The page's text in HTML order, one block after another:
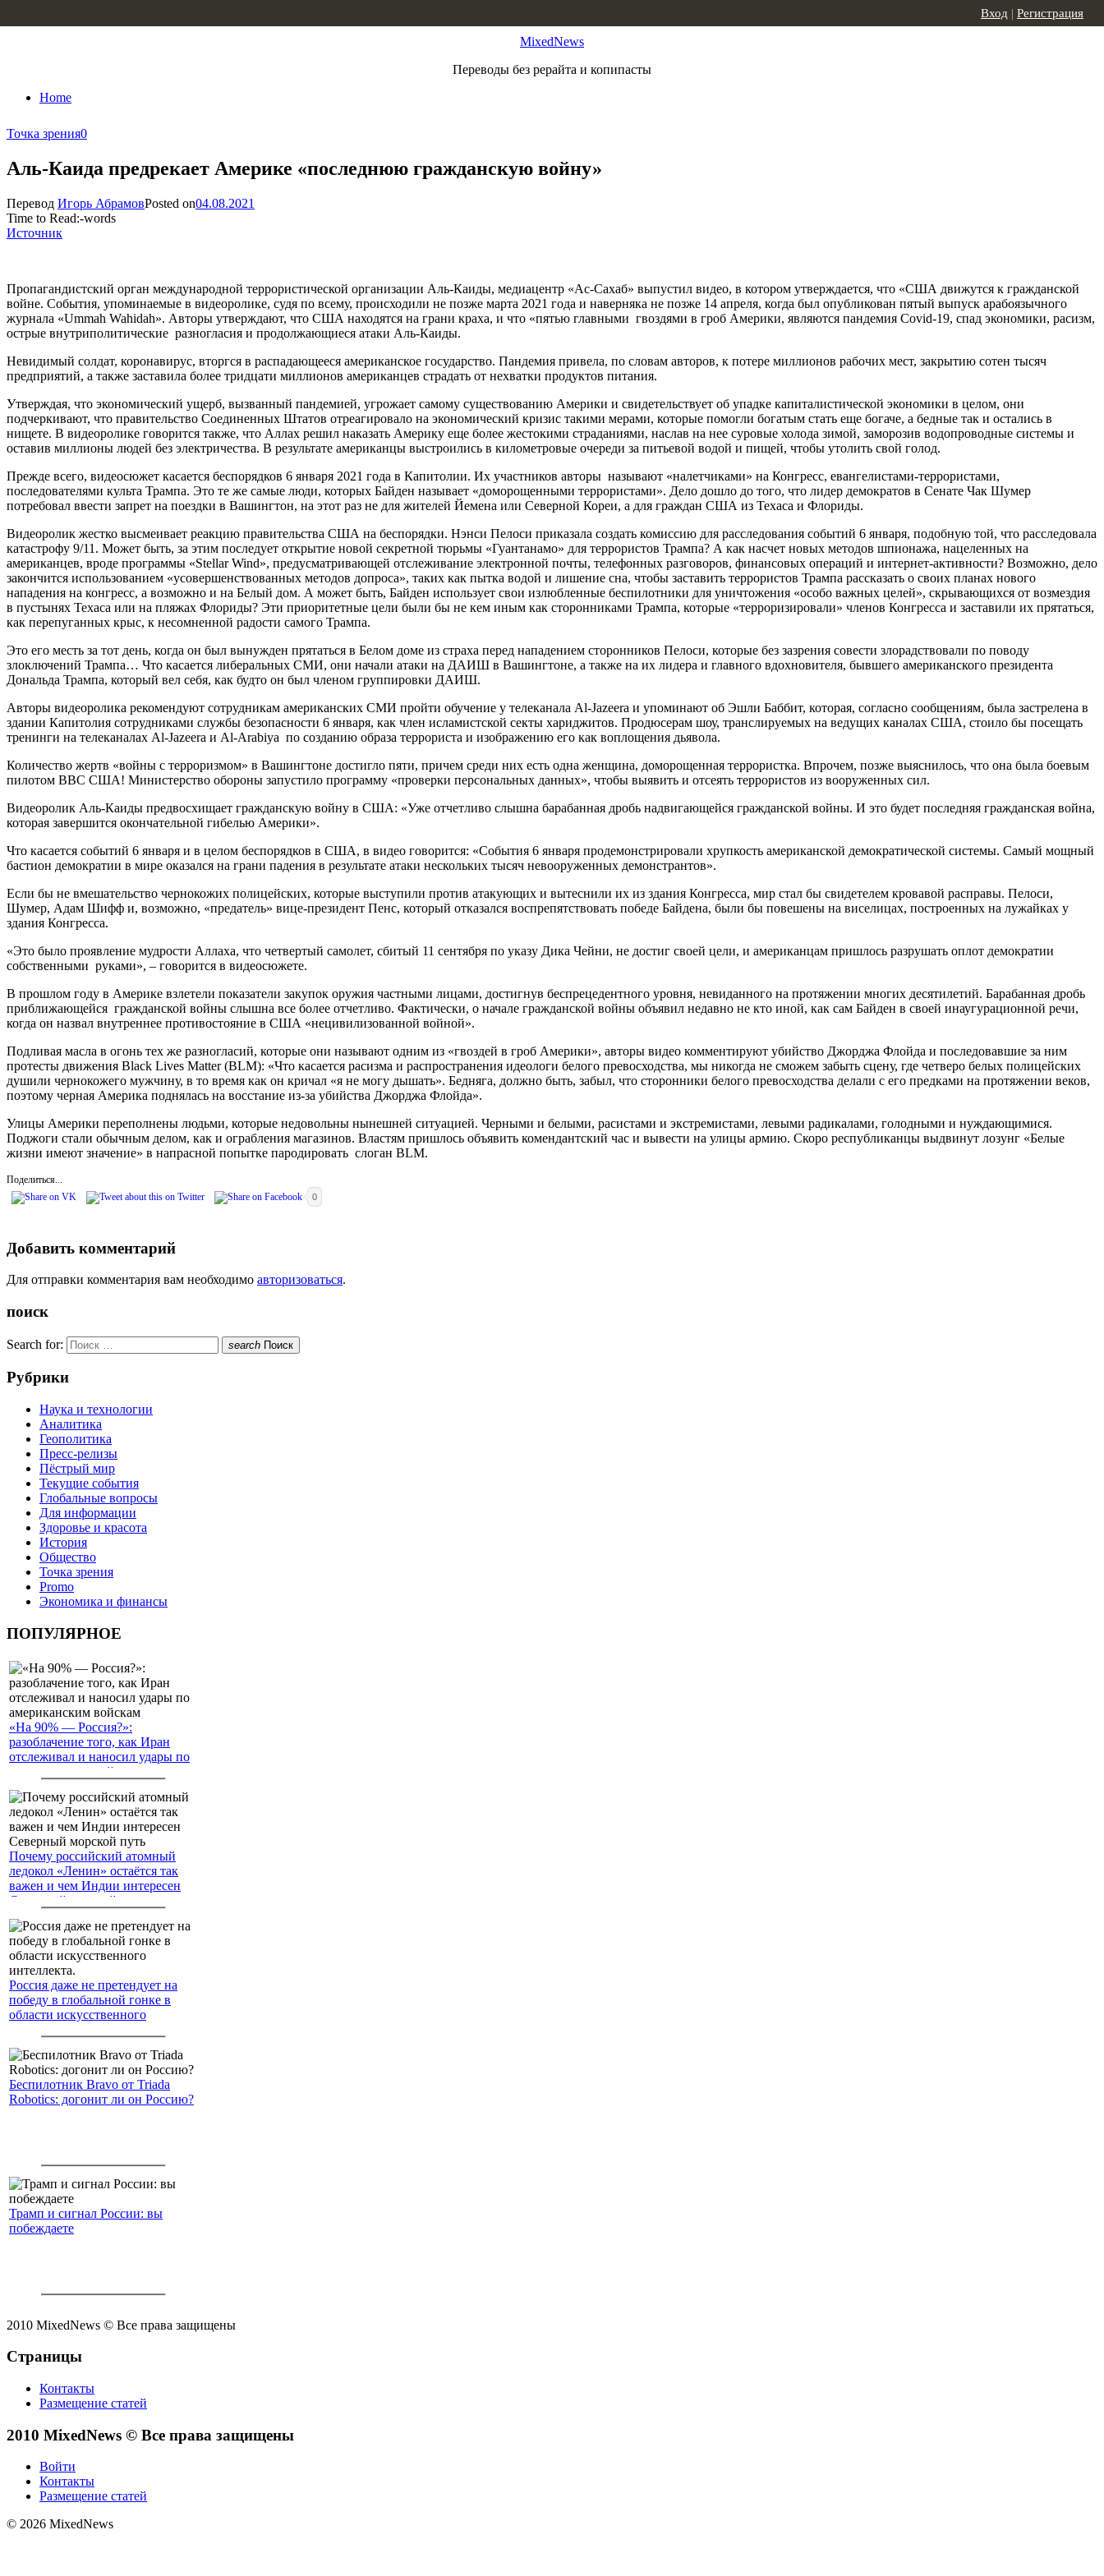
MixedNews
Переводы без рерайта и копипасты
Home
Вход | Регистрация
Точка зрения0
Аль-Каида предрекает Америке «последнюю гражданскую войну»
Перевод Игорь АбрамовPosted on04.08.2021
Time to Read:-words
Источник
Пропагандистский орган международной террористической организации Аль-Каиды, медиацентр «Ас-Сахаб» выпустил видео, в котором утверждается, что «США движутся к гражданской
войне. События, упоминаемые в видеоролике, судя по всему, происходили не позже марта 2021 года и наверняка не позже 14 апреля, когда был опубликован пятый выпуск арабоязычного
журнала «Ummah Wahidah». Авторы утверждают, что США находятся на грани краха, и что «пятью главными гвоздями в гроб Америки, являются пандемия Covid-19, спад экономики, расизм,
острые внутриполитические разногласия и продолжающиеся атаки Аль-Каиды.
Невидимый солдат, коронавирус, вторгся в распадающееся американское государство. Пандемия привела, по словам авторов, к потере миллионов рабочих мест, закрытию сотен тысяч
предприятий, а также заставила более тридцати миллионов американцев страдать от нехватки продуктов питания.
Утверждая, что экономический ущерб, вызванный пандемией, угрожает самому существованию Америки и свидетельствует об упадке капиталистической экономики в целом, они
подчеркивают, что правительство Соединенных Штатов отреагировало на экономический кризис такими мерами, которые помогли богатым стать еще богаче, а бедные так и остались в
нищете. В видеоролике говорится также, что Аллах решил наказать Америку еще более жестокими страданиями, наслав на нее суровые холода зимой, заморозив водопроводные системы и
оставив миллионы людей без электричества. В результате американцы выстроились в километровые очереди за питьевой водой и пищей, чтобы утолить свой голод.
Прежде всего, видеосюжет касается беспорядков 6 января 2021 года в Капитолии. Их участников авторы называют «налетчиками» на Конгресс, евангелистами-террористами,
последователями культа Трампа. Это те же самые люди, которых Байден называет «доморощенными террористами». Дело дошло до того, что лидер демократов в Сенате Чак Шумер
потребовал ввести запрет на поездки в Вашингтон, на этот раз не для жителей Йемена или Северной Кореи, а для граждан США из Техаса и Флориды.
Видеоролик жестко высмеивает реакцию правительства США на беспорядки. Нэнси Пелоси приказала создать комиссию для расследования событий 6 января, подобную той, что расследовала
катастрофу 9/11. Может быть, за этим последует открытие новой секретной тюрьмы «Гуантанамо» для террористов Трампа? А как насчет новых методов шпионажа, нацеленных на
американцев, вроде программы «Stellar Wind», предусматривающей отслеживание электронной почты, телефонных разговоров, финансовых операций и интернет-активности? Возможно, дело
закончится использованием «усовершенствованных методов допроса», таких как пытка водой и лишение сна, чтобы заставить террористов Трампа рассказать о своих планах нового
нападения на конгресс, а возможно и на Белый дом. А может быть, Байден использует свои излюбленные беспилотники для уничтожения «особо важных целей», скрывающихся от возмездия
в пустынях Техаса или на пляжах Флориды? Эти приоритетные цели были бы не кем иным как сторонниками Трампа, которые «терроризировали» членов Конгресса и заставили их прятаться,
как перепуганных крыс, к несомненной радости самого Трампа.
Это его месть за тот день, когда он был вынужден прятаться в Белом доме из страха перед нападением сторонников Пелоси, которые без зазрения совести злорадствовали по поводу
злоключений Трампа… Что касается либеральных СМИ, они начали атаки на ДАИШ в Вашингтоне, а также на их лидера и главного вдохновителя, бывшего американского президента
Дональда Трампа, который вел себя, как будто он был членом группировки ДАИШ.
Авторы видеоролика рекомендуют сотрудникам американских СМИ пройти обучение у телеканала Al-Jazeera и упоминают об Эшли Баббит, которая, согласно сообщениям, была застрелена в
здании Капитолия сотрудниками службы безопасности 6 января, как член исламистской секты хариджитов. Продюсерам шоу, транслируемых на ведущих каналах США, стоило бы посещать
тренинги на телеканалах Al-Jazeera и Al-Arabiya по созданию образа террориста и изображению его как воплощения дьявола.
Количество жертв «войны с терроризмом» в Вашингтоне достигло пяти, причем среди них есть одна женщина, доморощенная террористка. Впрочем, позже выяснилось, что она была боевым
пилотом ВВС США! Министерство обороны запустило программу «проверки персональных данных», чтобы выявить и отсеять террористов из вооруженных сил.
Видеоролик Аль-Каиды предвосхищает гражданскую войну в США: «Уже отчетливо слышна барабанная дробь надвигающейся гражданской войны. И это будет последняя гражданская война,
которая завершится окончательной гибелью Америки».
Что касается событий 6 января и в целом беспорядков в США, в видео говорится: «События 6 января продемонстрировали хрупкость американской демократической системы. Самый мощный
бастион демократии в мире оказался на грани падения в результате атаки нескольких тысяч невооруженных демонстрантов».
Если бы не вмешательство чернокожих полицейских, которые выступили против атакующих и вытеснили их из здания Конгресса, мир стал бы свидетелем кровавой расправы. Пелоси,
Шумер, Адам Шифф и, возможно, «предатель» вице-президент Пенс, который отказался воспрепятствовать победе Байдена, были бы повешены на виселицах, построенных на лужайках у
здания Конгресса.
«Это было проявление мудрости Аллаха, что четвертый самолет, сбитый 11 сентября по указу Дика Чейни, не достиг своей цели, и американцам пришлось разрушать оплот демократии
собственными руками», – говорится в видеосюжете.
В прошлом году в Америке взлетели показатели закупок оружия частными лицами, достигнув беспрецедентного уровня, невиданного на протяжении многих десятилетий. Барабанная дробь
приближающейся гражданской войны слышна все более отчетливо. Фактически, о начале гражданской войны объявил недавно не кто иной, как сам Байден в своей инаугурационной речи,
когда он назвал внутреннее противостояние в США «нецивилизованной войной».
Подливая масла в огонь тех же разногласий, которые они называют одним из «гвоздей в гроб Америки», авторы видео комментируют убийство Джорджа Флойда и последовавшие за ним
протесты движения Black Lives Matter (BLM): «Что касается расизма и распространения идеологи белого превосходства, мы никогда не сможем забыть сцену, где четверо белых полицейских
душили чернокожего мужчину, в то время как он кричал «я не могу дышать». Бедняга, должно быть, забыл, что сторонники белого превосходства делали с его предками на протяжении веков,
поэтому черная Америка поднялась на восстание из-за убийства Джорджа Флойда».
Улицы Америки переполнены людьми, которые недовольны нынешней ситуацией. Черными и белыми, расистами и экстремистами, левыми радикалами, голодными и нуждающимися.
Поджоги стали обычным делом, как и ограбления магазинов. Властям пришлось объявить комендантский час и вывести на улицы армию. Скоро республиканцы выдвинут лозунг «Белые
жизни имеют значение» в напрасной попытке пародировать слоган BLM.
Поделиться...
0
Добавить комментарий
Для отправки комментария вам необходимо авторизоваться.
поиск
Search for: search Поиск
Рубрики
Наука и технологии
Аналитика
Геополитика
Пресс-релизы
Пёстрый мир
Текущие события
Глобальные вопросы
Для информации
Здоровье и красота
История
Общество
Точка зрения
Promo
Экономика и финансы
ПОПУЛЯРНОЕ
«На 90% — Россия?»:
разоблачение того, как Иран
отслеживал и наносил удары по
американским войскам
Почему российский атомный
ледокол «Ленин» остаётся так
важен и чем Индии интересен
Северный морской путь
Россия даже не претендует на
победу в глобальной гонке в
области искусственного
Беспилотник Bravo от Triada
Robotics: догонит ли он Россию?
Трамп и сигнал России: вы
побеждаете
2010 MixedNews © Все права защищены
Страницы
Контакты
Размещение статей
2010 MixedNews © Все права защищены
Войти
Контакты
Размещение статей
© 2026 MixedNews